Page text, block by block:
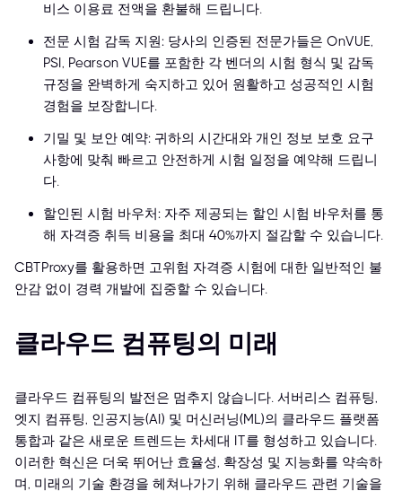
비스 이용료 전액을 환불해 드립니다.
전문 시험 감독 지원: 당사의 인증된 전문가들은 OnVUE,
PSI, Pearson VUE를 포함한 각 벤더의 시험 형식 및 감독
규정을 완벽하게 숙지하고 있어 원활하고 성공적인 시험
경험을 보장합니다.
기밀 및 보안 예약: 귀하의 시간대와 개인 정보 보호 요구
사항에 맞춰 빠르고 안전하게 시험 일정을 예약해 드립니
다.
할인된 시험 바우처: 자주 제공되는 할인 시험 바우처를 통
해 자격증 취득 비용을 최대 40%까지 절감할 수 있습니다.
CBTProxy를 활용하면 고위험 자격증 시험에 대한 일반적인 불
안감 없이 경력 개발에 집중할 수 있습니다.
클라우드 컴퓨팅의 미래
클라우드 컴퓨팅의 발전은 멈추지 않습니다. 서버리스 컴퓨팅,
엣지 컴퓨팅, 인공지능(AI) 및 머신러닝(ML)의 클라우드 플랫폼
통합과 같은 새로운 트렌드는 차세대 IT를 형성하고 있습니다.
이러한 혁신은 더욱 뛰어난 효율성, 확장성 및 지능화를 약속하
며, 미래의 기술 환경을 헤쳐나가기 위해 클라우드 관련 기술을